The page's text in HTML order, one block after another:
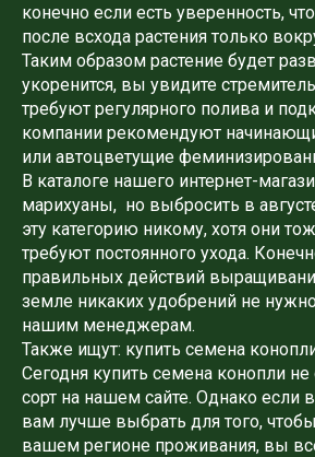
конечно если есть уверенность,
после всхода растения только
Таким образом растение будет
укоренится, вы увидите
требуют регулярного полива и
компании рекомендуют
или автоцветущие
В каталоге нашего интернет-
марихуаны, но выбросить в
эту категорию никому, хотя они
требуют постоянного ухода.
правильных действий
земле никаких удобрений не
нашим менеджерам.
Также ищут: купить семена
Сегодня купить семена конопли
сорт на нашем сайте. Однако
вам лучше выбрать для того,
вашем регионе проживания, вы